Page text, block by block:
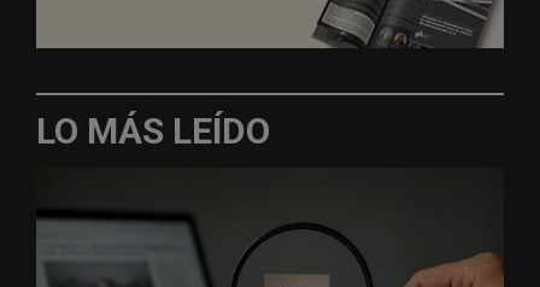
LO MÁS LEÍDO